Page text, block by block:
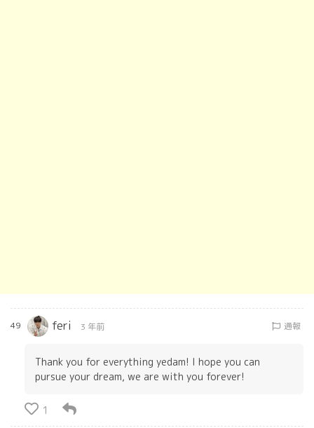
49 feri 3 年前 通報
Thank you for everything yedam! I hope you can
pursue your dream, we are with you forever!
1